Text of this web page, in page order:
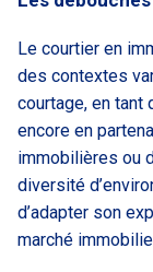
Le courtier en
des contextes
courtage, en tant
encore en
immobilières ou
diversité
d’adapter son
marché